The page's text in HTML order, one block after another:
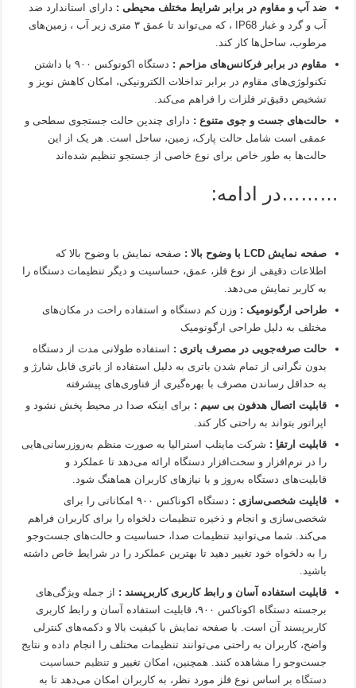
ضد آب و مقاوم در برابر شرایط مختلف محیطی : دارای استاندارد ضد
آب و گرد و غبار IP68 ، که می‌تواند تا عمق ۳ متری زیر آب ، زمین‌های
مرطوب، ساحل‌ها کار کند.
مقاوم در برابر فرکانس‌های مزاحم :
دستگاه اکونوکس ۹۰۰ با داشتن
تکنولوژی‌های مقاوم در برابر تداخلات الکترونیکی، امکان کاهش نویز و
تشخیص دقیق‌تر فلزات را فراهم می‌کند.
حالت‌های جست و جوی متنوع : دارای چندین حالت جستجوی سطحی و
عمقی است شامل حالت پارک، زمین، ساحل است. هر یک از این
حالت‌ها به طور خاص برای نوع خاصی از جستجو تنظیم شده‌اند
………در ادامه:
صفحه نمایش LCD با وضوح بالا : صفحه نمایش با وضوح بالا که
اطلاعات دقیقی از نوع فلز، عمق، حساسیت و دیگر تنظیمات دستگاه را
به کاربر نمایش می‌دهد.
طراحی ارگونومیک : وزن کم دستگاه و استفاده راحت در مکان‌های
مختلف به دلیل طراحی ارگونومیک
حالت صرفه‌جویی در مصرف باتری : استفاده طولانی مدت از دستگاه
بدون نگرانی از تمام شدن باتری به دلیل استفاده از باتری قابل شارژ و
به حداقل رساندن مصرف با بهره‌گیری از فناوری‌های پیشرفته
قابلیت اتصال هدفون بی سیم : برای اینکه صدا در محیط پخش نشود و
اپراتور بتواند به راحتی کار کند.
قابلیت ارتقاِ : شرکت ماینلب استرالیا به صورت منظم به‌روزرسانی‌هایی
را در نرم‌افزار و سخت‌افزار دستگاه ارائه می‌دهد تا عملکرد و
قابلیت‌های دستگاه به‌روز و با نیازهای کاربران هماهنگ شود.
قابلیت شخصی‌سازی :
دستگاه اکوناکس ۹۰۰ امکاناتی را برای
شخصی‌سازی و انجام و ذخیره تنظیمات دلخواه را برای کاربران فراهم
می‌کند. شما می‌توانید تنظیمات صدا، حساسیت و حالت‌های جست‌وجو
را به دلخواه خود تغییر دهید تا بهترین عملکرد را در شرایط خاص داشته
باشید.
قابلیت استفاده آسان و رابط کاربری کاربرپسند : از جمله ویژگی‌های
برجسته دستگاه اکوناکس ۹۰۰، قابلیت استفاده آسان و رابط کاربری
کاربرپسند آن است. با صفحه نمایش با کیفیت بالا و دکمه‌های کنترلی
واضح، کاربران به راحتی می‌توانند تنظیمات مختلف را انجام داده و نتایج
جست‌وجو را مشاهده کنند. همچنین، امکان تغییر وتنظیم حساسیت
دستگاه بر اساس نوع فلز مورد نظر، به کاربران امکان می‌دهد تا به